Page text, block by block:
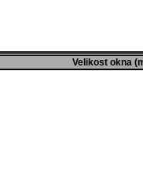
Velikost okna